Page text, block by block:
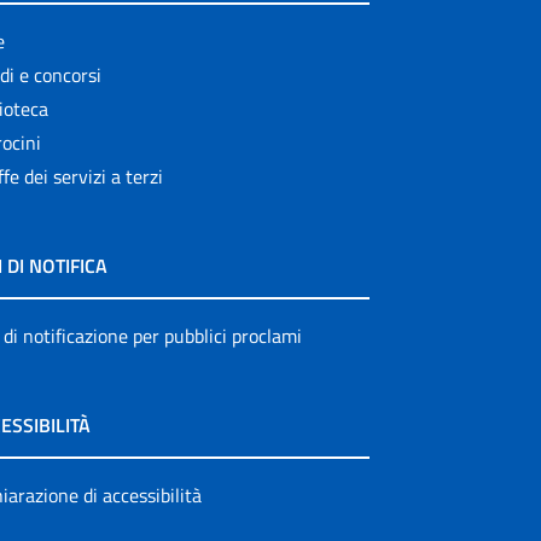
e concorsi
dei servizi a terzi
DI NOTIFICA
notificazione per pubblici proclami
di accessibilità